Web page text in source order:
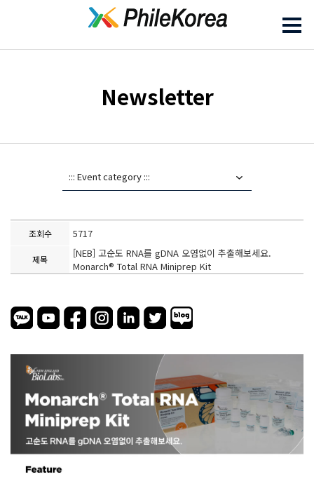
Newsletter
조회수 5717
제목
[NEB] 고순도 RNA를 gDNA 오염없이 추출해보세요.
Monarch® Total RNA Miniprep Kit